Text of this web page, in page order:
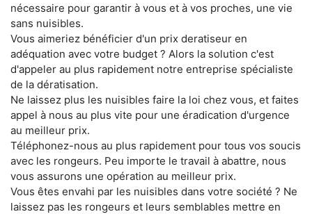
nécessaire pour garantir à vous et à vos proches, une vie
sans nuisibles.
Vous aimeriez bénéficier d'un prix deratiseur en
adéquation avec votre budget ? Alors la solution c'est
d'appeler au plus rapidement notre entreprise spécialiste
de la dératisation.
Ne laissez plus les nuisibles faire la loi chez vous, et faites
appel à nous au plus vite pour une éradication d'urgence
au meilleur prix.
Téléphonez-nous au plus rapidement pour tous vos soucis
avec les rongeurs. Peu importe le travail à abattre, nous
vous assurons une opération au meilleur prix.
Vous êtes envahi par les nuisibles dans votre société ? Ne
laissez pas les rongeurs et leurs semblables mettre en